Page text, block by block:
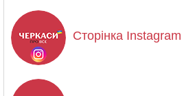
Сторінка Instagram